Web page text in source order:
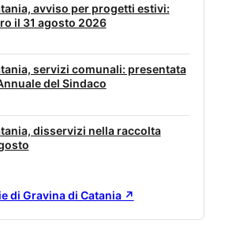
avviso per progetti estivi:
il 31 agosto 2026
servizi comunali: presentata
del Sindaco
disservizi nella raccolta
di Gravina di Catania ↗